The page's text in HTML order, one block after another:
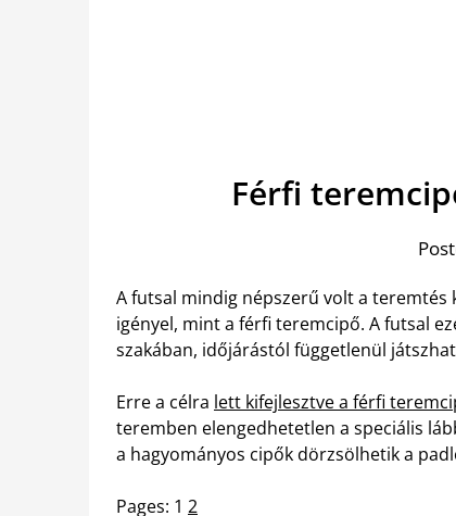
Férfi
A futsal mindig népszerű volt a teremtés
igényel, mint a férfi teremcipő. A futsal
szakában, időjárástól függetlenül
Erre a célra lett kifejlesztve a férfi
teremben elengedhetetlen a speciális
a hagyományos cipők dörzsölhetik a
Pages: 1 2